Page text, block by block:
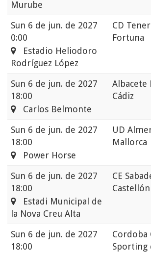
Murube
Sun 6 de jun. de 2027
0:00
CD
Fortuna
Estadio Heliodoro
Rodríguez López
Sun 6 de jun. de 2027
18:00
Albacete
Cádiz
Carlos Belmonte
Sun 6 de jun. de 2027
18:00
UD
Mallorca
Power Horse
Sun 6 de jun. de 2027
18:00
CE
Castellón
Estadi Municipal de
la Nova Creu Alta
Sun 6 de jun. de 2027
18:00
Cordoba
Sporting